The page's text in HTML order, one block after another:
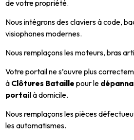
de votre propriété.
Nous intégrons des claviers à code,
visiophones modernes.
Nous remplaçons les moteurs, bras
Votre portail ne s’ouvre plus
à Clôtures Bataille pour le
portailà domicile.
Nous remplaçons les pièces
les automatismes.